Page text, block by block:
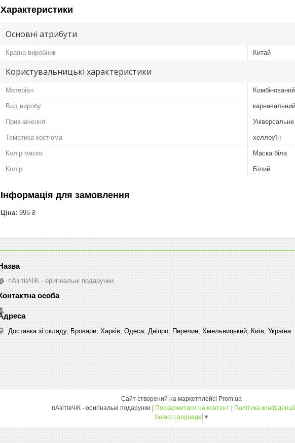
Характеристики
Основні атрибути
Країна виробник Китай
Користувальницькі характеристики
Матеріал Комбінований
Вид виробу
Призначення Універсальне
Тематика костюма хеллоуїн
Колір маски Маска біла
Колір Білий
Інформація для замовлення
Ціна: 995 ₴
пАзітівЧіК - оригінальні подарунки
Доставка зі складу, Бровари, Харків, Одеса, Дніпро, Перечин, Хмельницький, Київ, Україна
Сайт створений на маркетплейсі Prom.ua
пАзітівЧіК - оригінальні подарунки | Поскаржитися на контент | Політика
Select Language ▼